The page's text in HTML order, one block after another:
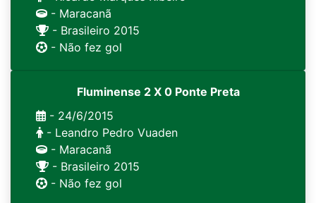
- Maracanã
- Brasileiro 2015
- Não fez gol
Fluminense 2 X 0 Ponte Preta
- 24/6/2015
- Leandro Pedro Vuaden
- Maracanã
- Brasileiro 2015
- Não fez gol